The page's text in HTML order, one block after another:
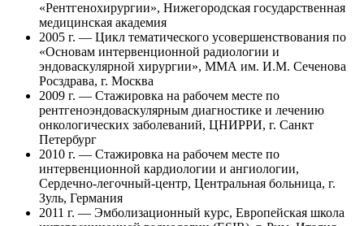
«Рентгенохирургии», Нижегородская государственная
медицинская академия
2005 г. — Цикл тематического усовершенствования по
«Основам интервенционной радиологии и
эндоваскулярной хирургии», ММА им. И.М. Сеченова
Росздрава, г. Москва
2009 г. — Стажировка на рабочем месте по
рентгеноэндоваскулярным диагностике и лечению
онкологических заболеваний, ЦНИРРИ, г. Санкт
Петербург
2010 г. — Стажировка на рабочем месте по
интервенционной кардиологии и ангиологии,
Сердечно-легочный-центр, Центральная больница, г.
Зуль, Германия
2011 г. — Эмболизационный курс, Европейская школа